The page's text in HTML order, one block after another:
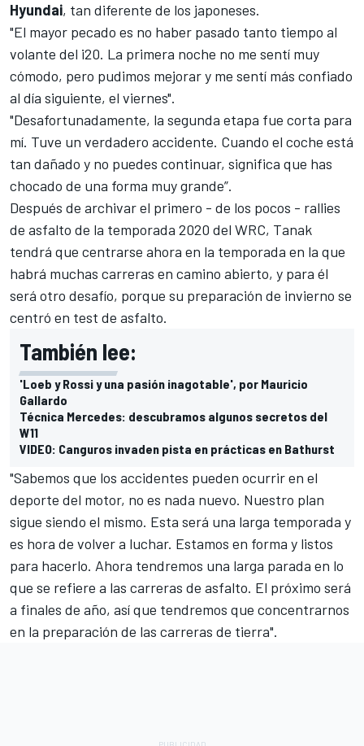
Hyundai, tan diferente de los japoneses.
"El mayor pecado es no haber pasado tanto tiempo al
volante del i20. La primera noche no me sentí muy
cómodo, pero pudimos mejorar y me sentí más confiado
al día siguiente, el viernes".
"Desafortunadamente, la segunda etapa fue corta para
mí. Tuve un verdadero accidente. Cuando el coche está
tan dañado y no puedes continuar, significa que has
chocado de una forma muy grande”.
Después de archivar el primero - de los pocos - rallies
de asfalto de la temporada 2020 del WRC, Tanak
tendrá que centrarse ahora en la temporada en la que
habrá muchas carreras en camino abierto, y para él
será otro desafío, porque su preparación de invierno se
centró en test de asfalto.
También lee:
'Loeb y Rossi y una pasión inagotable', por Mauricio
Gallardo
Técnica Mercedes: descubramos algunos secretos del
W11
VIDEO: Canguros invaden pista en prácticas en Bathurst
"Sabemos que los accidentes pueden ocurrir en el
deporte del motor, no es nada nuevo. Nuestro plan
sigue siendo el mismo. Esta será una larga temporada y
es hora de volver a luchar. Estamos en forma y listos
para hacerlo. Ahora tendremos una larga parada en lo
que se refiere a las carreras de asfalto. El próximo será
a finales de año, así que tendremos que concentrarnos
en la preparación de las carreras de tierra".